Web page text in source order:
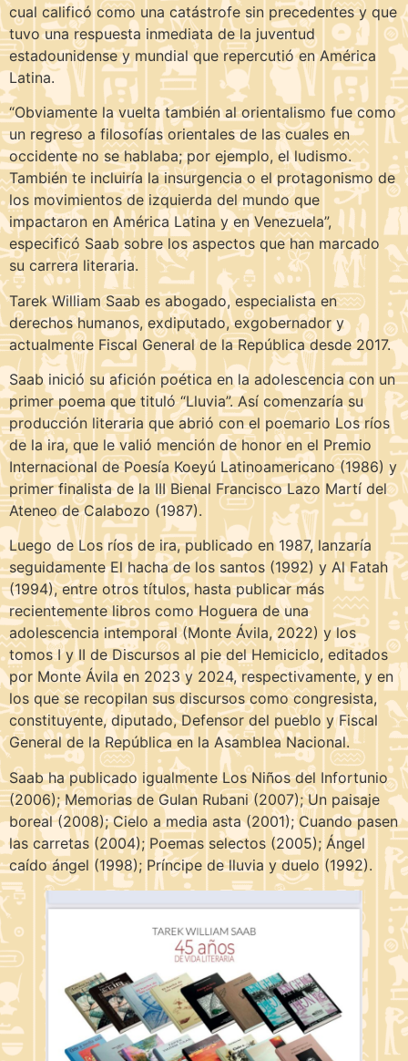
cual calificó como una catástrofe sin precedentes y que
tuvo una respuesta inmediata de la juventud
estadounidense y mundial que repercutió en América
Latina.
“Obviamente la vuelta también al orientalismo fue como
un regreso a filosofías orientales de las cuales en
occidente no se hablaba; por ejemplo, el ludismo.
También te incluiría la insurgencia o el protagonismo de
los movimientos de izquierda del mundo que
impactaron en América Latina y en Venezuela”,
especificó Saab sobre los aspectos que han marcado
su carrera literaria.
Tarek William Saab es abogado, especialista en
derechos humanos, exdiputado, exgobernador y
actualmente Fiscal General de la República desde 2017.
Saab inició su afición poética en la adolescencia con un
primer poema que tituló “Lluvia”. Así comenzaría su
producción literaria que abrió con el poemario Los ríos
de la ira, que le valió mención de honor en el Premio
Internacional de Poesía Koeyú Latinoamericano (1986) y
primer finalista de la III Bienal Francisco Lazo Martí del
Ateneo de Calabozo (1987).
Luego de Los ríos de ira, publicado en 1987, lanzaría
seguidamente El hacha de los santos (1992) y Al Fatah
(1994), entre otros títulos, hasta publicar más
recientemente libros como Hoguera de una
adolescencia intemporal (Monte Ávila, 2022) y los
tomos I y II de Discursos al pie del Hemiciclo, editados
por Monte Ávila en 2023 y 2024, respectivamente, y en
los que se recopilan sus discursos como congresista,
constituyente, diputado, Defensor del pueblo y Fiscal
General de la República en la Asamblea Nacional.
Saab ha publicado igualmente Los Niños del Infortunio
(2006); Memorias de Gulan Rubani (2007); Un paisaje
boreal (2008); Cielo a media asta (2001); Cuando pasen
las carretas (2004); Poemas selectos (2005); Ángel
caído ángel (1998); Príncipe de lluvia y duelo (1992).